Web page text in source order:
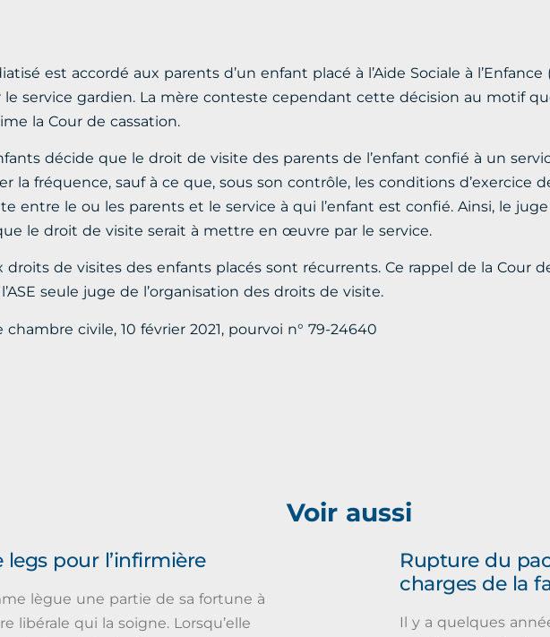
est accordé aux parents d’un enfant placé à l’Aide Sociale à
service gardien. La mère conteste cependant cette décision au motif
la Cour de cassation.
décide que le droit de visite des parents de l’enfant confié à un
la fréquence, sauf à ce que, sous son contrôle, les conditions d’exercice
entre le ou les parents et le service à qui l’enfant est confié. Ainsi, le
le droit de visite serait à mettre en œuvre par le service.
droits de visites des enfants placés sont récurrents. Ce rappel de la Cour
seule juge de l’organisation des droits de visite.
chambre civile, 10 février 2021, pourvoi n° 79-24640
Voir aussi
legs pour l’infirmière
lègue une partie de sa fortune à
libérale qui la soigne. Lorsqu’elle
Rupture du
charges de la
Il y a quelques